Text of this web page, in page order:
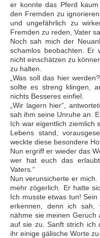
er konnte das Pferd
den Fremden zu
und ungefährlich zu
Fremden zu reden, Vater
Noch sah mich der
schamlos beobachten. Er
nicht einschätzen zu
zu halten.
„Was soll das hier
sollte es streng klingen,
nichts Besseres einfiel.
„Wir lagern hier“,
sah ihm seine Unruhe an.
Ich war eigentlich ziemlich
Lebens stand,
weckte diese besondere
Nun ergriff er wieder das
wer hat euch das
Vaters.“
Nun verunsicherte er
mehr zögerlich. Er hatte
Ich musste etwas tun!
erkennen, denn ich sah,
nähme sie meinen Geruch
auf sie zu. Sanft strich ich
ihr einige gälische Worte